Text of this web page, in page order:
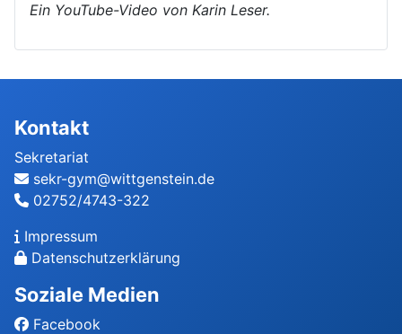
Ein YouTube-Video von Karin Leser.
Kontakt
Sekretariat
sekr-gym@wittgenstein.de
02752/4743-322
Impressum
Datenschutzerklärung
Soziale Medien
Facebook